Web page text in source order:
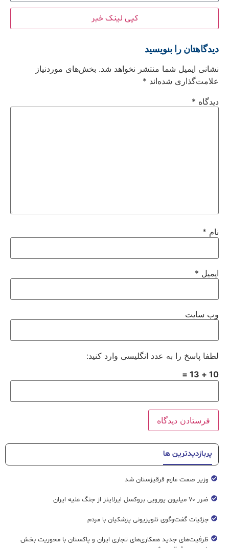
کپی لینک خبر
دیدگاهتان را بنویسید
نشانی ایمیل شما منتشر نخواهد شد. بخش‌های موردنیاز
علامت‌گذاری شده‌اند *
دیدگاه *
نام *
ایمیل *
وب‌ سایت
لطفا پاسخ را به عدد انگلیسی وارد کنید:
10 + 13 =
پربازدیدترین ها
وزیر صمت عازم قرقیزستان شد
ضرر ۷۰ میلیون یورویی بروکسل ایرلاینز از جنگ علیه ایران
جزئیات گفت‌وگوی تلویزیونی پزشکیان با مردم
ظرفیت‌های جدید همکاری‌های تجاری ایران و پاکستان با محوریت بخش